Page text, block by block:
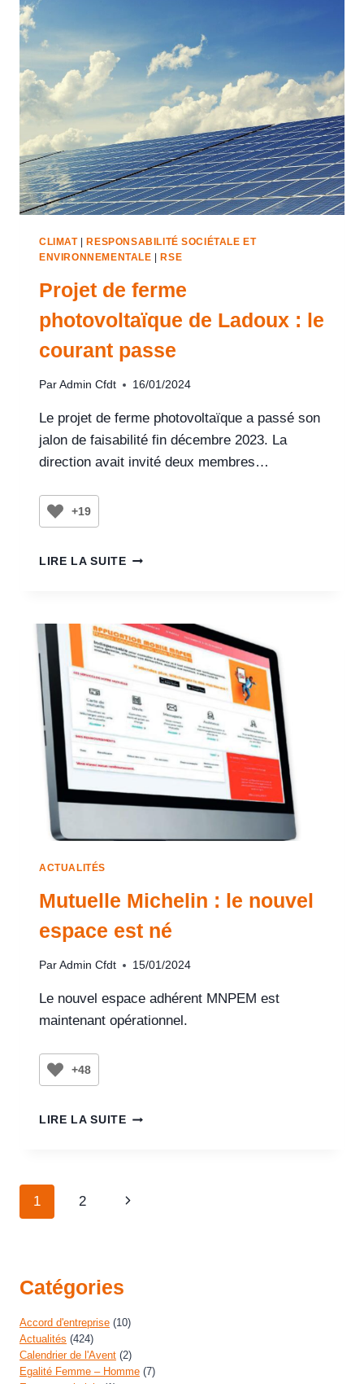
CLIMAT|RESPONSABILITÉ SOCIÉTALE ET
ENVIRONNEMENTALE |RSE
Projet de ferme
photovoltaïque de Ladoux : le
courant passe
Par Admin Cfdt 16/01/2024
Le projet de ferme photovoltaïque a passé son
jalon de faisabilité fin décembre 2023. La
direction avait invité deux membres…
+19
LIRE LA SUITE
ACTUALITÉS
Mutuelle Michelin : le nouvel
espace est né
Par Admin Cfdt 15/01/2024
Le nouvel espace adhérent MNPEM est
maintenant opérationnel.
+48
LIRE LA SUITE
1 2
Catégories
Accord d'entreprise (10)
Actualités (424)
Calendrier de l'Avent (2)
Egalité Femme – Homme (7)